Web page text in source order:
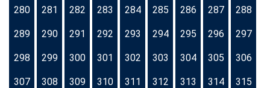
280 281 282 283 284 285 286 287 288
289 290 291 292 293 294 295 296 297
298 299 300 301 302 303 304 305 306
307 308 309 310 311 312 313 314 315